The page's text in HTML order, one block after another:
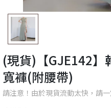
(現貨)【GJE142】
寬褲(附腰帶)
請注意！由於現貨流動太快，請